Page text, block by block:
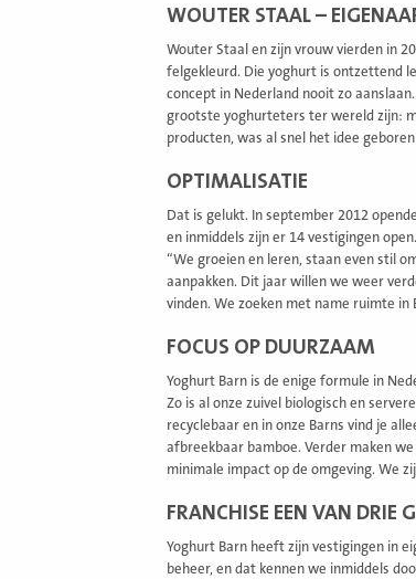
WOUTER STAAL –
Wouter Staal en zijn vrouw vierden in
felgekleurd. Die yoghurt is ontzettend
concept in Nederland nooit zo
grootste yoghurteters ter wereld zijn:
producten, was al snel het idee
OPTIMALISATIE
Dat is gelukt. In september 2012
en inmiddels zijn er 14 vestigingen
“We groeien en leren, staan even stil
aanpakken. Dit jaar willen we weer
vinden. We zoeken met name ruimte in
FOCUS OP DUURZAAM
Yoghurt Barn is de enige formule in
Zo is al onze zuivel biologisch en
recyclebaar en in onze Barns vind je
afbreekbaar bamboe. Verder maken
minimale impact op de omgeving. We
FRANCHISE EEN VAN DRIE
Yoghurt Barn heeft zijn vestigingen in
beheer, en dat kennen we inmiddels